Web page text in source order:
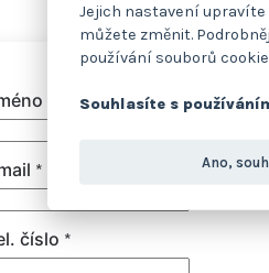
a příjmení*
*
číslo *
Jejich nastavení
můžete změnit.
používání souborů
Souhlasíte s
Ano,